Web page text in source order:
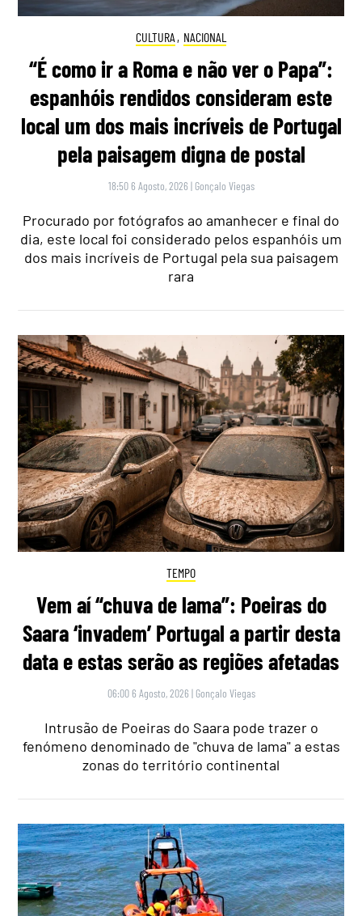
CULTURA , NACIONAL
“É como ir a Roma e não ver o Papa”:
espanhóis rendidos consideram este
local um dos mais incríveis de Portugal
pela paisagem digna de postal
18:50 6 Agosto, 2026 | Gonçalo Viegas
Procurado por fotógrafos ao amanhecer e final do
dia, este local foi considerado pelos espanhóis um
dos mais incríveis de Portugal pela sua paisagem
rara
TEMPO
Vem aí “chuva de lama”: Poeiras do
Saara ‘invadem’ Portugal a partir desta
data e estas serão as regiões afetadas
06:00 6 Agosto, 2026 | Gonçalo Viegas
Intrusão de Poeiras do Saara pode trazer o
fenómeno denominado de "chuva de lama" a estas
zonas do território continental